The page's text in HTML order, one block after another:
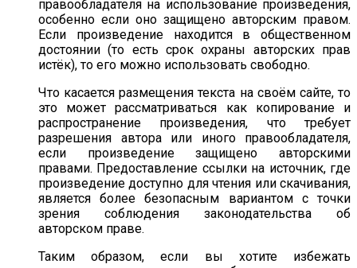
правообладателя на использование произведения,
особенно если оно защищено авторским правом.
Если произведение находится в общественном
достоянии (то есть срок охраны авторских прав
истёк), то его можно использовать свободно.
Что касается размещения текста на своём сайте, то
это может рассматриваться как копирование и
распространение произведения, что требует
разрешения автора или иного правообладателя,
если произведение защищено авторскими
правами. Предоставление ссылки на источник, где
произведение доступно для чтения или скачивания,
является более безопасным вариантом с точки
зрения соблюдения законодательства об
авторском праве.
Таким образом, если вы хотите избежать